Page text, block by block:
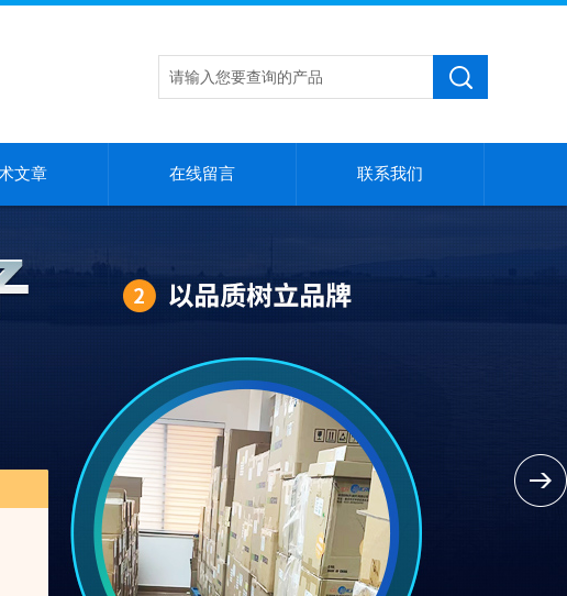
文章 在线留言 联系我们